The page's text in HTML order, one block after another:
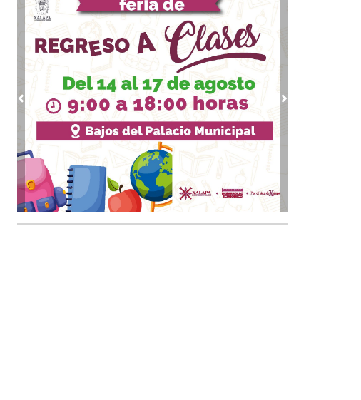
Oct 10, 2023 / 12:26
La guerra sin fin en Oriente Medio
Oct 09, 2023 / 11:09
Entre la desconfianza y el conformismo
Sep 12, 2023 / 23:09
Tendremos Presidenta
Sep 07, 2023 / 13:22
La solución contra el dedazo
Ago 02, 2023 / 18:27
Libros de texto para conservadores
Jul 18, 2023 / 14:33
El fenómeno Xóchitl: ¿Riesgo calculado de
AMLO?
Previous Next